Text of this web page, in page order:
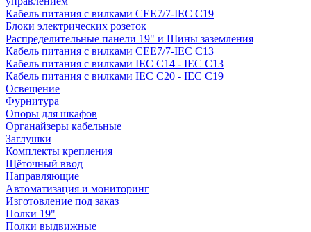
Кабель питания с вилками CEE7/7-IEC C19
Блоки электрических розеток
Распределительные панели 19" и Шины заземления
Кабель питания с вилками CEE7/7-IEC C13
Кабель питания с вилками IEC C14 - IEC C13
Кабель питания с вилками IEC C20 - IEC C19
Освещение
Фурнитура
Опоры для шкафов
Органайзеры кабельные
Заглушки
Комплекты крепления
Щёточный ввод
Направляющие
Автоматизация и мониторинг
Изготовление под заказ
Полки 19"
Полки выдвижные